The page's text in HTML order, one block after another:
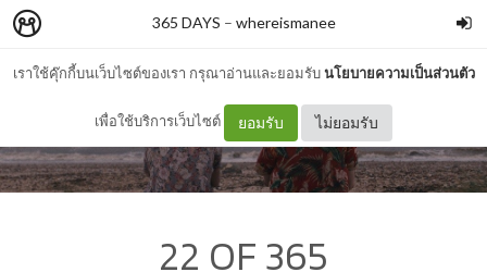
เราใช้คุ๊กกี้บนเว็บไซต์ของเรา กรุณาอ่านและยอมรับนโยบายความเป็นส่วนตัว
เพื่อใช้บริการเว็บไซต์ ยอมรับ ไม่ยอมรับ
365 DAYS – whereismanee
22 OF 365